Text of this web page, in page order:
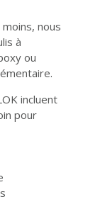
nous
à
ou
incluent
pour